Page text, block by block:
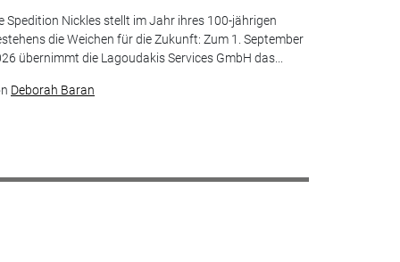
Spedition Nickles stellt im Jahr ihres 100-jährigen
die Weichen für die Zukunft: Zum 1. September
übernimmt die Lagoudakis Services GmbH das...
Deborah Baran